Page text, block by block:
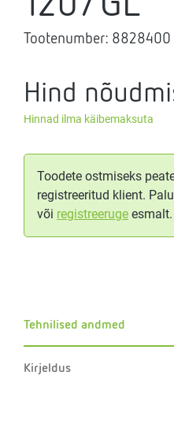
Tootenumber: 8828400
Hind
Hinnad ilma käibemaksuta
Toodete ostmiseks
registreeritud klient.
või registreeruge esmalt.
Tehnilised andmed
Kirjeldus